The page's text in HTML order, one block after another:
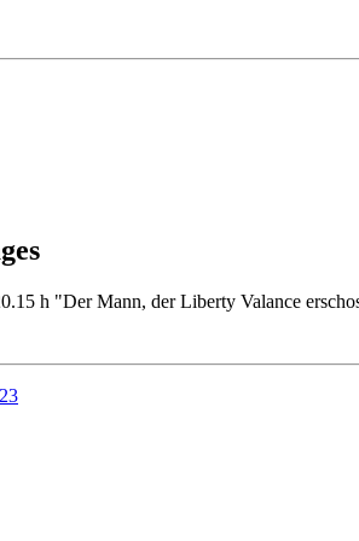
h "Der Mann, der Liberty Valance